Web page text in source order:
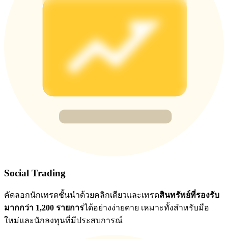
BTC New User Exclusive: 6.5% APR
BTC Flexible Staking | Daily Rewards
รับรางวัลและสิทธิพิเศษสุดพิเศษ
เข้าสู่ระบบลงชื่อ
Social Trading
คัดลอกนักเทรดชั้นนำด้วยคลิกเดียวและเทรดสินทรัพย์ที่รองรับ
มากกว่า 1,200 รายการได้อย่างง่ายดาย เหมาะทั้งสำหรับมือ
ใหม่และนักลงทุนที่มีประสบการณ์